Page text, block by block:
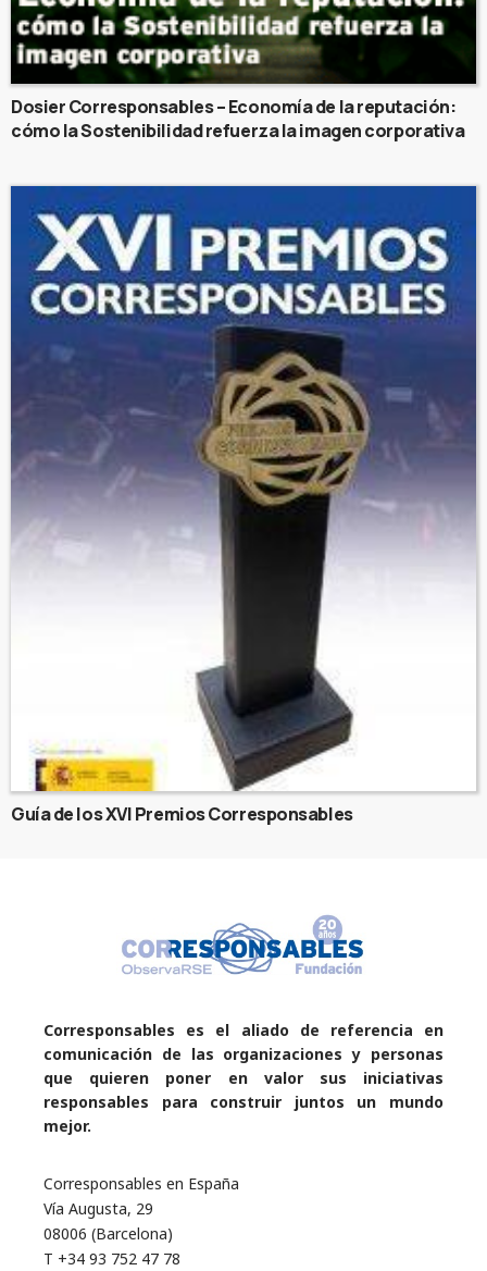
Dosier Corresponsables – Economía de la reputación:
cómo la Sostenibilidad refuerza la imagen corporativa
Guía de los XVI Premios Corresponsables
Corresponsables es el aliado de referencia en
comunicación de las organizaciones y personas
que quieren poner en valor sus iniciativas
responsables para construir juntos un mundo
mejor.
Corresponsables en España
Vía Augusta, 29
08006 (Barcelona)
T +34 93 752 47 78